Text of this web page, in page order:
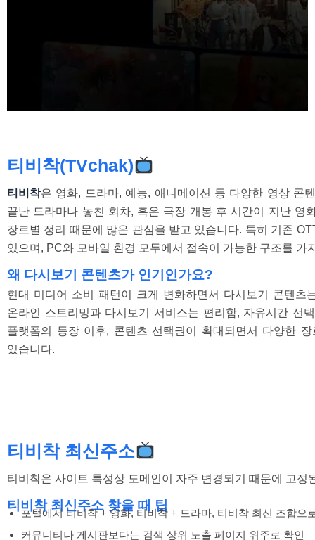
티비착(TVchak)
티비착은 영화, 드라마, 예능, 애니메이션 등 다양한 영상 콘
끝난 드라마나 놓친 회차, 혹은 극장 개봉 후 시간이 지난
장르별 정리 때문에 많은 관심을 받고 있습니다. 특히 기존
있으며, PC와 모바일 환경 모두에서 접속이 가능한 구조를 가
왜 다시보기 콘텐츠가 인기인가요?
현대 미디어 소비 패턴이 크게 변화하면서 다시보기 콘텐
온라인 스트리밍과 다시보기 서비스는 편리함, 자유시간 선
플랫폼의 등장 이후, 콘텐츠 선택권이 확대되면서 다양한
있습니다.
티비착 최신주소
티비착은 사이트 특성상 도메인이 자주 변경되기 때문에 고
티비착 최신주소 찾을 때 팁
포털에서 티비착 + 영화, 티비착 + 드라마, 티비착 최신 조합으
커뮤니티나 게시판보다는 검색 상위 노출 페이지 위주로 확인